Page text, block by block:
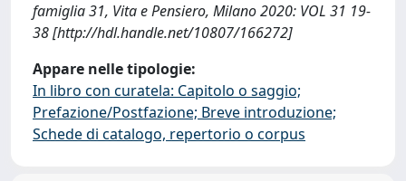
famiglia 31, Vita e Pensiero, Milano 2020: VOL 31 19-
38 [http://hdl.handle.net/10807/166272]
Appare nelle tipologie:
In libro con curatela: Capitolo o saggio;
Prefazione/Postfazione; Breve introduzione;
Schede di catalogo, repertorio o corpus